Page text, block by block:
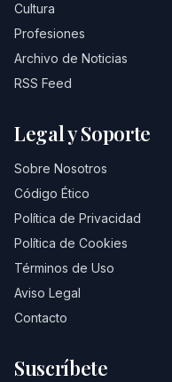
Cultura
Profesiones
Archivo de Noticias
RSS Feed
Legal y Soporte
Sobre Nosotros
Código Ético
Política de Privacidad
Política de Cookies
Términos de Uso
Aviso Legal
Contacto
Suscríbete